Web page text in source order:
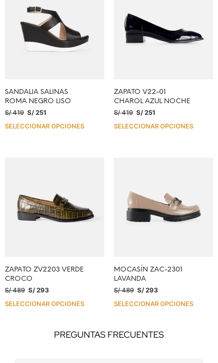
SANDALIA SALINAS
ROMA NEGRO LISO
S/419 S/251
SELECCIONAR OPCIONES
ZAPATO V22-01
CHAROL AZUL NOCHE
S/419 S/251
SELECCIONAR OPCIONES
ZAPATO ZV2203 VERDE
CROCO
S/489 S/293
SELECCIONAR OPCIONES
MOCASÍN ZAC-2301
LAVANDA
S/489 S/293
SELECCIONAR OPCIONES
PREGUNTAS FRECUENTES